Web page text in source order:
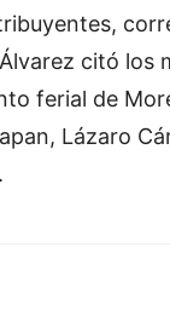
citó los
ferial de
Lázaro